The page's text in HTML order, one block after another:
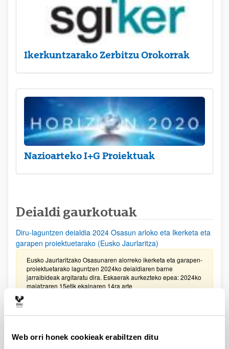
Web orri honek cookieak erabiltzen ditu
Ikerkuntzarako Zerbitzu Orokorrak
Nazioarteko I+G Proiektuak
Deialdi gaurkotuak
Diru-laguntzen deialdia 2024 Osasun arloko eta Ikerketa eta
garapen proiektuetarako (Eusko Jaurlaritza)
Eusko Jaurlaritzako Osasunaren alorreko ikerketa eta garapen-
proiektuetarako laguntzen 2024ko deialdiaren barne
jarraibideak argitaratu dira. Eskaerak aurkezteko epea: 2024ko
maiatzaren 15etik ekainaren 14ra arte
Gipuzkoako Zientzia, Teknologia eta Berrikuntza Sarea
Eskaerak aurkezteko epea 2024ko ekainaren 7an bukatuko da,